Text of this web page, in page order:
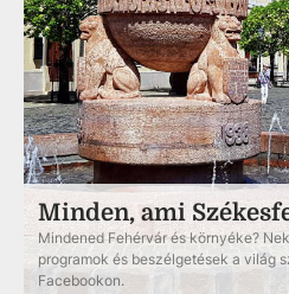
Minden, ami
Mindened Fehérvár és környéke?
programok és beszélgetések a világ
Facebookon.